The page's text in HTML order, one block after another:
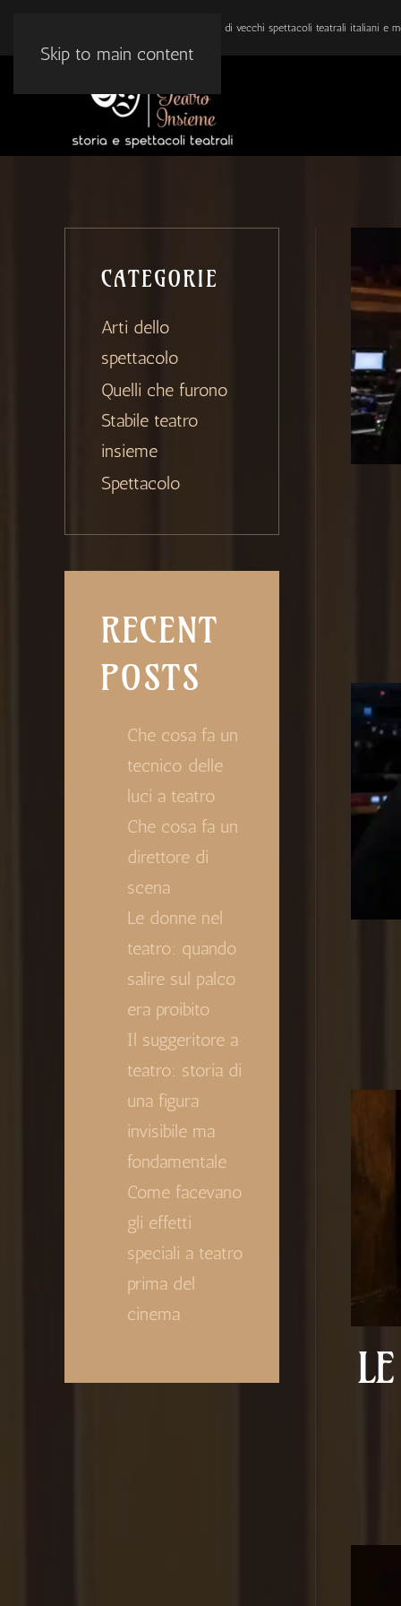
Skip to main content
BLOG DI ARTE E TEATRO: Ricordi di vecchi spettacoli teatrali italiani e
CATEGORIE
Arti dello
spettacolo
Quelli che furono
Stabile teatro
insieme
Spettacolo
RECENT
POSTS
Che cosa fa un
tecnico delle
luci a teatro
Che cosa fa un
direttore di
scena
Le donne nel
teatro: quando
salire sul palco
era proibito
Il suggeritore a
teatro: storia di
una figura
invisibile ma
fondamentale
Come facevano
gli effetti
speciali a teatro
prima del
cinema